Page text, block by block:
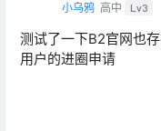
小乌鸦 高中 Lv3
测试了一下B2官网也
用户的进圈申请